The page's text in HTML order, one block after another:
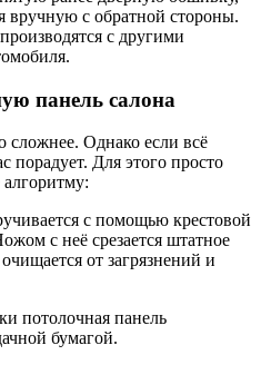
вручную с обратной стороны.
с другими
панель салона
сложнее. Однако если всё
порадует. Для этого просто
с помощью крестовой
с неё срезается штатное
от загрязнений и
потолочная панель
бумагой.